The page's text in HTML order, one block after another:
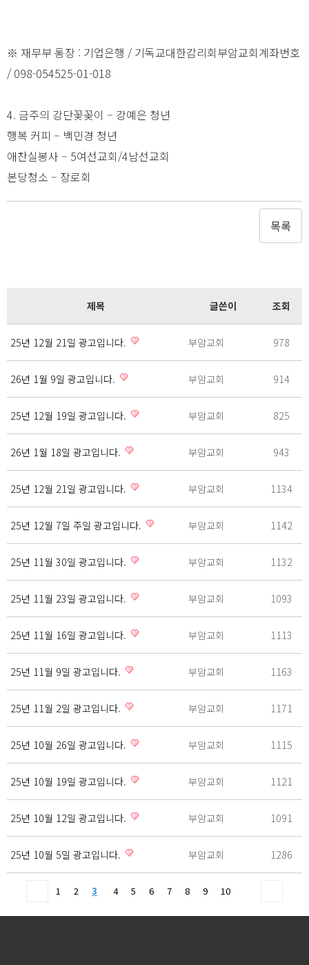
※ 재무부 통장 : 기업은행 / 기독교대한감리회부암교회계좌번호
/ 098-054525-01-018
4. 금주의 강단꽃꽂이 – 강예은 청년
행복 커피 – 백민경 청년
애찬실봉사 – 5여선교회/4남선교회
본당청소 – 장로회
목록
제목 글쓴이 조회
25년 12월 21일 광고입니다. 부암교회 978
26년 1월 9일 광고입니다. 부암교회 914
25년 12월 19일 광고입니다. 부암교회 825
26년 1월 18일 광고입니다. 부암교회 943
25년 12월 21일 광고입니다. 부암교회 1134
25년 12월 7일 주일 광고입니다. 부암교회 1142
25년 11월 30일 광고입니다. 부암교회 1132
25년 11월 23일 광고입니다. 부암교회 1093
25년 11월 16일 광고입니다. 부암교회 1113
25년 11월 9일 광고입니다. 부암교회 1163
25년 11월 2일 광고입니다. 부암교회 1171
25년 10월 26일 광고입니다. 부암교회 1115
25년 10월 19일 광고입니다. 부암교회 1121
25년 10월 12일 광고입니다. 부암교회 1091
25년 10월 5일 광고입니다. 부암교회 1286
1 2 3 4 5 6 7 8 9 10